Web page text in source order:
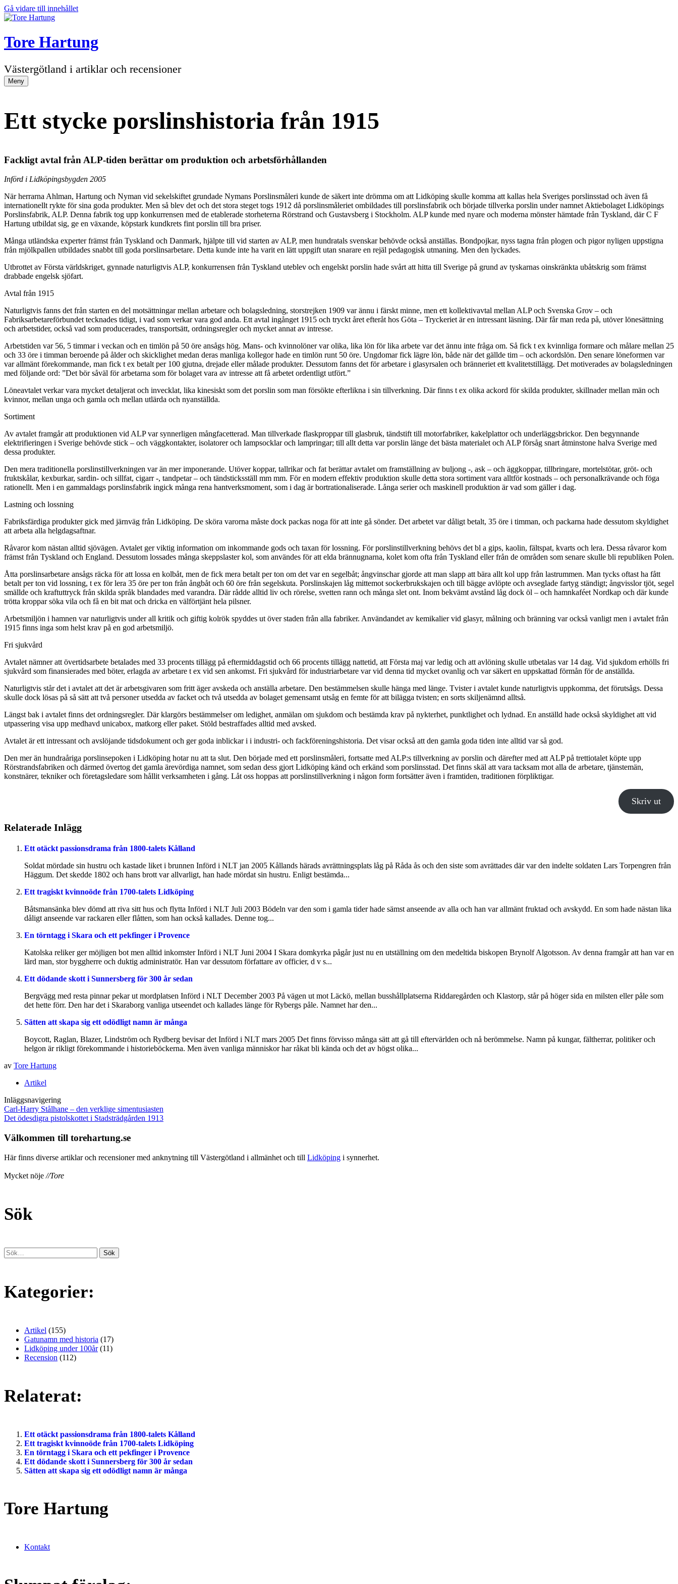
Gå vidare till innehållet
Tore Hartung
Västergötland i artiklar och recensioner
Meny
Ett stycke porslinshistoria från 1915
Fackligt avtal från ALP-tiden berättar om produktion och arbetsförhållanden
Införd i Lidköpingsbygden 2005
När herrarna Ahlman, Hartung och Nyman vid sekelskiftet grundade Nymans Porslinsmåleri kunde de säkert inte drömma om att Lidköping skulle komma att kallas hela Sveriges porslinsstad och även få
internationellt rykte för sina goda produkter. Men så blev det och det stora steget togs 1912 då porslinsmåleriet ombildades till porslinsfabrik och började tillverka porslin under namnet Aktiebolaget Lidköpings
Porslinsfabrik, ALP. Denna fabrik tog upp konkurrensen med de etablerade storheterna Rörstrand och Gustavsberg i Stockholm. ALP kunde med nyare och moderna mönster hämtade från Tyskland, där C F
Hartung utbildat sig, ge en växande, köpstark kundkrets fint porslin till bra priser.
Många utländska experter främst från Tyskland och Danmark, hjälpte till vid starten av ALP, men hundratals svenskar behövde också anställas. Bondpojkar, nyss tagna från plogen och pigor nyligen uppstigna
från mjölkpallen utbildades snabbt till goda porslinsarbetare. Detta kunde inte ha varit en lätt uppgift utan snarare en rejäl pedagogisk utmaning. Men den lyckades.
Utbrottet av Första världskriget, gynnade naturligtvis ALP, konkurrensen från Tyskland uteblev och engelskt porslin hade svårt att hitta till Sverige på grund av tyskarnas oinskränkta ubåtskrig som främst
drabbade engelsk sjöfart.
Avtal från 1915
Naturligtvis fanns det från starten en del motsättningar mellan arbetare och bolagsledning, storstrejken 1909 var ännu i färskt minne, men ett kollektivavtal mellan ALP och Svenska Grov – och
Fabriksarbetareförbundet tecknades tidigt, i vad som verkar vara god anda. Ett avtal ingånget 1915 och tryckt året efteråt hos Göta – Tryckeriet är en intressant läsning. Där får man reda på, utöver lönesättning
och arbetstider, också vad som producerades, transportsätt, ordningsregler och mycket annat av intresse.
Arbetstiden var 56, 5 timmar i veckan och en timlön på 50 öre ansågs hög. Mans- och kvinnolöner var olika, lika lön för lika arbete var det ännu inte fråga om. Så fick t ex kvinnliga formare och målare mellan 25
och 33 öre i timman beroende på ålder och skicklighet medan deras manliga kollegor hade en timlön runt 50 öre. Ungdomar fick lägre lön, både när det gällde tim – och ackordslön. Den senare löneformen var
var allmänt förekommande, man fick t ex betalt per 100 gjutna, drejade eller målade produkter. Dessutom fanns det för arbetare i glasyrsalen och bränneriet ett kvalitetstillägg. Det motiverades av bolagsledningen
med följande ord: ”Det bör såväl för arbetarna som för bolaget vara av intresse att få arbetet ordentligt utfört.”
Löneavtalet verkar vara mycket detaljerat och invecklat, lika kinesiskt som det porslin som man försökte efterlikna i sin tillverkning. Där finns t ex olika ackord för skilda produkter, skillnader mellan män och
kvinnor, mellan unga och gamla och mellan utlärda och nyanställda.
Sortiment
Av avtalet framgår att produktionen vid ALP var synnerligen mångfacetterad. Man tillverkade flaskproppar till glasbruk, tändstift till motorfabriker, kakelplattor och underläggsbrickor. Den begynnande
elektrifieringen i Sverige behövde stick – och väggkontakter, isolatorer och lampsocklar och lampringar; till allt detta var porslin länge det bästa materialet och ALP försåg snart åtminstone halva Sverige med
dessa produkter.
Den mera traditionella porslinstillverkningen var än mer imponerande. Utöver koppar, tallrikar och fat berättar avtalet om framställning av buljong -, ask – och äggkoppar, tillbringare, mortelstötar, gröt- och
fruktskålar, kexburkar, sardin- och sillfat, cigarr -, tandpetar – och tändsticksställ mm mm. För en modern effektiv produktion skulle detta stora sortiment vara alltför kostnads – och personalkrävande och föga
rationellt. Men i en gammaldags porslinsfabrik ingick många rena hantverksmoment, som i dag är bortrationaliserade. Långa serier och maskinell produktion är vad som gäller i dag.
Lastning och lossning
Fabriksfärdiga produkter gick med järnväg från Lidköping. De sköra varorna måste dock packas noga för att inte gå sönder. Det arbetet var dåligt betalt, 35 öre i timman, och packarna hade dessutom skyldighet
att arbeta alla helgdagsaftnar.
Råvaror kom nästan alltid sjövägen. Avtalet ger viktig information om inkommande gods och taxan för lossning. För porslinstillverkning behövs det bl a gips, kaolin, fältspat, kvarts och lera. Dessa råvaror kom
främst från Tyskland och England. Dessutom lossades många skeppslaster kol, som användes för att elda brännugnarna, kolet kom ofta från Tyskland eller från de områden som senare skulle bli republiken Polen.
Åtta porslinsarbetare ansågs räcka för att lossa en kolbåt, men de fick mera betalt per ton om det var en segelbåt; ångvinschar gjorde att man slapp att bära allt kol upp från lastrummen. Man tycks oftast ha fått
betalt per ton vid lossning, t ex för lera 35 öre per ton från ångbåt och 60 öre från segelskuta. Porslinskajen låg mittemot sockerbrukskajen och till bägge avlöpte och avseglade fartyg ständigt; ångvisslor tjöt, segel
smällde och kraftuttryck från skilda språk blandades med varandra. Där rådde alltid liv och rörelse, svetten rann och många slet ont. Inom bekvämt avstånd låg dock öl – och hamnkaféet Nordkap och där kunde
trötta kroppar söka vila och få en bit mat och dricka en välförtjänt hela pilsner.
Arbetsmiljön i hamnen var naturligtvis under all kritik och giftig kolrök spyddes ut över staden från alla fabriker. Användandet av kemikalier vid glasyr, målning och bränning var också vanligt men i avtalet från
1915 finns inga som helst krav på en god arbetsmiljö.
Fri sjukvård
Avtalet nämner att övertidsarbete betalades med 33 procents tillägg på eftermiddagstid och 66 procents tillägg nattetid, att Första maj var ledig och att avlöning skulle utbetalas var 14 dag. Vid sjukdom erhölls fri
sjukvård som finansierades med böter, erlagda av arbetare t ex vid sen ankomst. Fri sjukvård för industriarbetare var vid denna tid mycket ovanlig och var säkert en uppskattad förmån för de anställda.
Naturligtvis står det i avtalet att det är arbetsgivaren som fritt äger avskeda och anställa arbetare. Den bestämmelsen skulle hänga med länge. Tvister i avtalet kunde naturligtvis uppkomma, det förutsågs. Dessa
skulle dock lösas på så sätt att två personer utsedda av facket och två utsedda av bolaget gemensamt utsåg en femte för att bilägga tvisten; en sorts skiljenämnd alltså.
Längst bak i avtalet finns det ordningsregler. Där klargörs bestämmelser om ledighet, anmälan om sjukdom och bestämda krav på nykterhet, punktlighet och lydnad. En anställd hade också skyldighet att vid
utpassering visa upp medhavd unicabox, matkorg eller paket. Stöld bestraffades alltid med avsked.
Avtalet är ett intressant och avslöjande tidsdokument och ger goda inblickar i i industri- och fackföreningshistoria. Det visar också att den gamla goda tiden inte alltid var så god.
Den mer än hundraåriga porslinsepoken i Lidköping hotar nu att ta slut. Den började med ett porslinsmåleri, fortsatte med ALP:s tillverkning av porslin och därefter med att ALP på trettiotalet köpte upp
Rörstrandsfabriken och därmed övertog det gamla ärevördiga namnet, som sedan dess gjort Lidköping känd och erkänd som porslinsstad. Det finns skäl att vara tacksam mot alla de arbetare, tjänstemän,
konstnärer, tekniker och företagsledare som hållit verksamheten i gång. Låt oss hoppas att porslinstillverkning i någon form fortsätter även i framtiden, traditionen förpliktigar.
Skriv ut
Relaterade Inlägg
Ett otäckt passionsdrama från 1800-talets Kålland
Soldat mördade sin hustru och kastade liket i brunnen Införd i NLT jan 2005 Kållands härads avrättningsplats låg på Råda ås och den siste som avrättades där var den indelte soldaten Lars Torpengren från
Häggum. Det skedde 1802 och hans brott var allvarligt, han hade mördat sin hustru. Enligt bestämda...
Ett tragiskt kvinnoöde från 1700-talets Lidköping
Båtsmansänka blev dömd att riva sitt hus och flytta Införd i NLT Juli 2003 Bödeln var den som i gamla tider hade sämst anseende av alla och han var allmänt fruktad och avskydd. En som hade nästan lika
dåligt anseende var rackaren eller flåtten, som han också kallades. Denne tog...
En törntagg i Skara och ett pekfinger i Provence
Katolska reliker ger möjligen bot men alltid inkomster Införd i NLT Juni 2004 I Skara domkyrka pågår just nu en utställning om den medeltida biskopen Brynolf Algotsson. Av denna framgår att han var en
lärd man, stor byggherre och duktig administratör. Han var dessutom författare av officier, d v s...
Ett dödande skott i Sunnersberg för 300 år sedan
Bergvägg med resta pinnar pekar ut mordplatsen Införd i NLT December 2003 På vägen ut mot Läckö, mellan busshållplatserna Riddaregården och Klastorp, står på höger sida en milsten eller påle som
det hette förr. Den har det i Skaraborg vanliga utseendet och kallades länge för Rybergs påle. Namnet har den...
Sätten att skapa sig ett odödligt namn är många
Boycott, Raglan, Blazer, Lindström och Rydberg bevisar det Införd i NLT mars 2005 Det finns förvisso många sätt att gå till eftervärlden och nå berömmelse. Namn på kungar, fältherrar, politiker och
helgon är rikligt förekommande i historieböckerna. Men även vanliga människor har råkat bli kända och det av högst olika...
av Tore Hartung
Artikel
Inläggsnavigering
Carl-Harry Stålhane – den verklige simentusiasten
Det ödesdigra pistolskottet i Stadsträdgården 1913
Välkommen till torehartung.se
Här finns diverse artiklar och recensioner med anknytning till Västergötland i allmänhet och till Lidköping i synnerhet.
Mycket nöje //Tore
Sök
Kategorier:
Artikel (155)
Gatunamn med historia (17)
Lidköping under 100år(11)
Recension (112)
Relaterat:
Ett otäckt passionsdrama från 1800-talets Kålland
Ett tragiskt kvinnoöde från 1700-talets Lidköping
En törntagg i Skara och ett pekfinger i Provence
Ett dödande skott i Sunnersberg för 300 år sedan
Sätten att skapa sig ett odödligt namn är många
Tore Hartung
Kontakt